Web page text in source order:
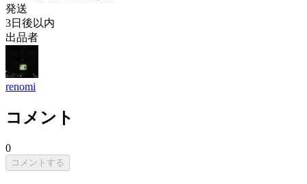
発送
3日後以内
出品者
renomi
コメント
0
コメントする